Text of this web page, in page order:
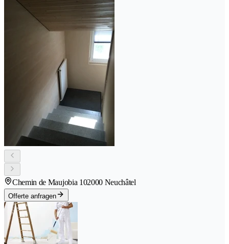
Chemin de Maujobia 102000 Neuchâtel
Offerte anfragen